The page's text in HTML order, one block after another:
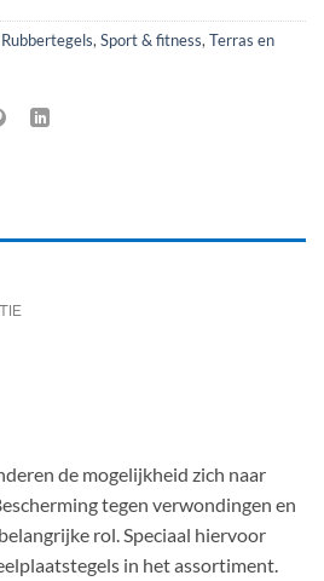
Rubbertegels, Sport & fitness, Terras en
de mogelijkheid zich naar
tegen verwondingen en
rol. Speciaal hiervoor
in het assortiment.